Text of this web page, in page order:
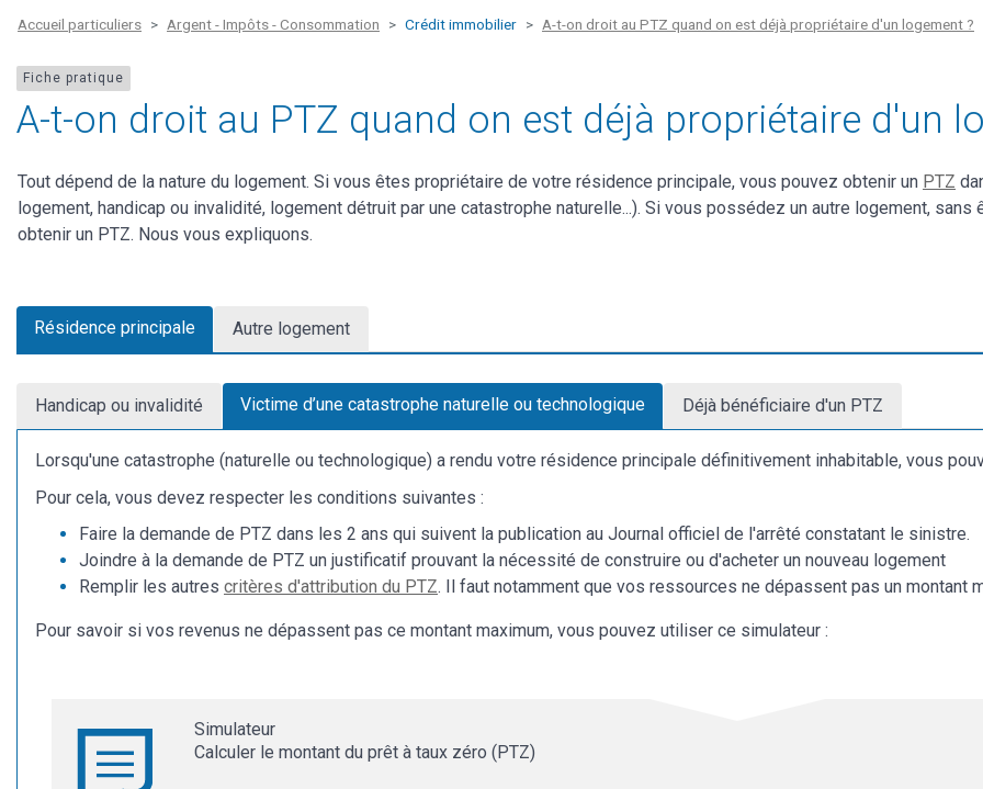
Accueil particuliers Argent - Impôts - Consommation Crédit immobilier A-t-on droit au PTZ quand on est déjà propriétaire d'un logement ?
Fiche pratique
A-t-on droit au PTZ quand on est déjà propriétaire d'un
Tout dépend de la nature du logement. Si vous êtes propriétaire de votre résidence principale, vous pouvez obtenir un PTZ
logement, handicap ou invalidité, logement détruit par une catastrophe naturelle...). Si vous possédez un autre logement,
obtenir un PTZ. Nous vous expliquons.
Résidence principale Autre logement
Handicap ou invalidité Victime d’une catastrophe naturelle ou technologique Déjà bénéficiaire d'un PTZ
Lorsqu'une catastrophe (naturelle ou technologique) a rendu votre résidence principale définitivement inhabitable, vous
Pour cela, vous devez respecter les conditions suivantes :
Faire la demande de PTZ dans les 2 ans qui suivent la publication au Journal officiel de l'arrêté constatant le sinistre.
Joindre à la demande de PTZ un justificatif prouvant la nécessité de construire ou d'acheter un nouveau logement
Remplir les autres critères d'attribution du PTZ. Il faut notamment que vos ressources ne dépassent pas un montant
Pour savoir si vos revenus ne dépassent pas ce montant maximum, vous pouvez utiliser ce simulateur :
Simulateur
Calculer le montant du prêt à taux zéro (PTZ)